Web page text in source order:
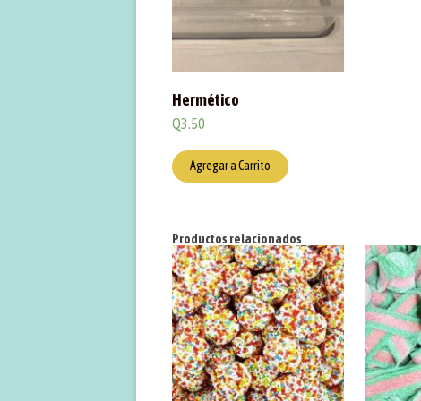
Hermético
Q3.50
Agregar a Carrito
Productos relacionados